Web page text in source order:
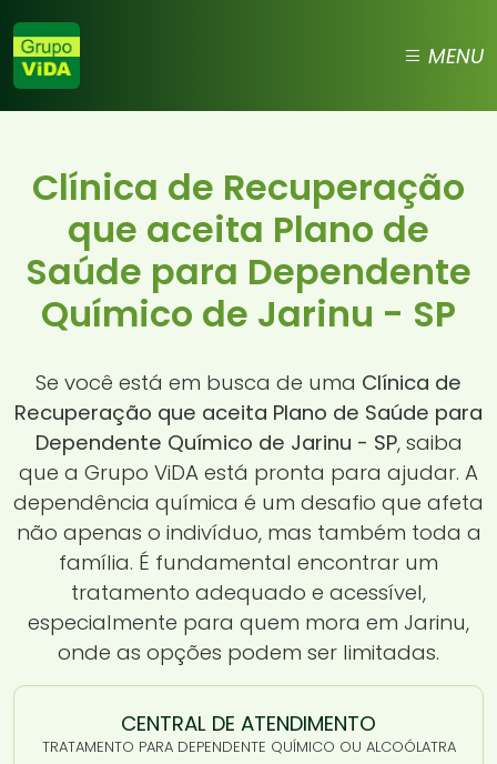
MENU
Clínica de Recuperação
que aceita Plano de
Saúde para Dependente
Químico de Jarinu - SP
Se você está em busca de uma Clínica de
Recuperação que aceita Plano de Saúde para
Dependente Químico de Jarinu - SP, saiba
que a Grupo ViDA está pronta para ajudar. A
dependência química é um desafio que afeta
não apenas o indivíduo, mas também toda a
família. É fundamental encontrar um
tratamento adequado e acessível,
especialmente para quem mora em Jarinu,
onde as opções podem ser limitadas.
CENTRAL DE ATENDIMENTO
TRATAMENTO PARA DEPENDENTE QUÍMICO OU ALCOÓLATRA